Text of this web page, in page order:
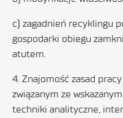
c) zagadnień recyklingu
gospodarki obiegu
atutem.
4. Znajomość zasad
związanym ze
techniki analityczne,